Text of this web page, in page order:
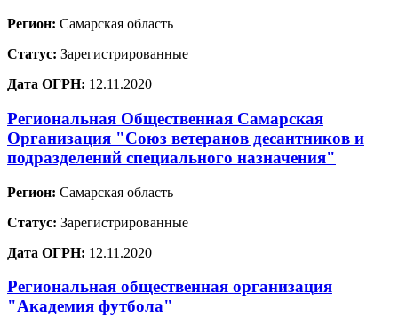
Регион: Самарская область
Статус: Зарегистрированные
Дата ОГРН: 12.11.2020
Региональная Общественная Самарская
Организация "Союз ветеранов десантников и
подразделений специального назначения"
Регион: Самарская область
Статус: Зарегистрированные
Дата ОГРН: 12.11.2020
Региональная общественная организация
"Академия футбола"